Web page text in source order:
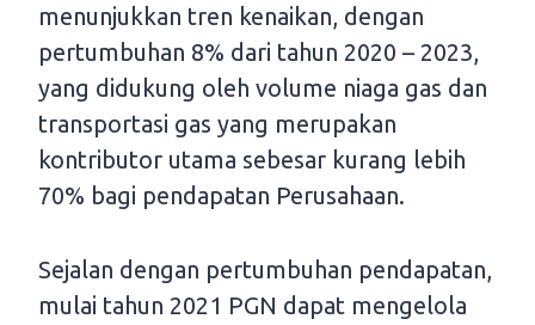
menunjukkan tren kenaikan, dengan
pertumbuhan 8% dari tahun 2020 – 2023,
yang didukung oleh volume niaga gas dan
transportasi gas yang merupakan
kontributor utama sebesar kurang lebih
70% bagi pendapatan Perusahaan.
Sejalan dengan pertumbuhan pendapatan,
mulai tahun 2021 PGN dapat mengelola